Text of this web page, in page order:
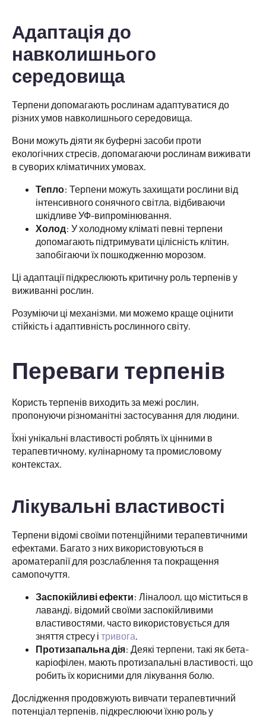
Адаптація до
навколишнього
середовища
Терпени допомагають рослинам адаптуватися до
різних умов навколишнього середовища.
Вони можуть діяти як буферні засоби проти
екологічних стресів, допомагаючи рослинам виживати
в суворих кліматичних умовах.
Тепло: Терпени можуть захищати рослини від
інтенсивного сонячного світла, відбиваючи
шкідливе УФ-випромінювання.
Холод: У холодному кліматі певні терпени
допомагають підтримувати цілісність клітин,
запобігаючи їх пошкодженню морозом.
Ці адаптації підкреслюють критичну роль терпенів у
виживанні рослин.
Розуміючи ці механізми, ми можемо краще оцінити
стійкість і адаптивність рослинного світу.
Переваги терпенів
Користь терпенів виходить за межі рослин,
пропонуючи різноманітні застосування для людини.
Їхні унікальні властивості роблять їх цінними в
терапевтичному, кулінарному та промисловому
контекстах.
Лікувальні властивості
Терпени відомі своїми потенційними терапевтичними
ефектами. Багато з них використовуються в
ароматерапії для розслаблення та покращення
самопочуття.
Заспокійливі ефекти: Ліналоол, що міститься в
лаванді, відомий своїми заспокійливими
властивостями, часто використовується для
зняття стресу і тривога.
Протизапальна дія: Деякі терпени, такі як бета-
каріофілен, мають протизапальні властивості, що
робить їх корисними для лікування болю.
Дослідження продовжують вивчати терапевтичний
потенціал терпенів, підкреслюючи їхню роль у